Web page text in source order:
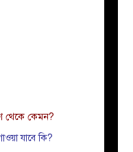
থেকে কেমন?
যাবে কি?